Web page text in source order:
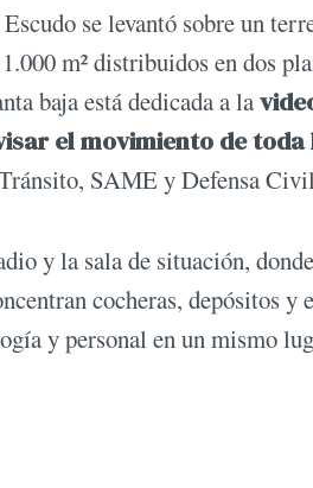
se levantó sobre un
m² distribuidos en dos
baja está dedicada a la
el movimiento de toda
SAME y Defensa
y la sala de situación,
cocheras, depósitos y
y personal en un mismo